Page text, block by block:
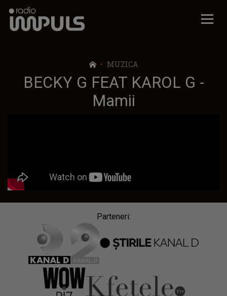
Radio Impuls
MUZICA
BECKY G FEAT KAROL G -
Mamii
Parteneri: